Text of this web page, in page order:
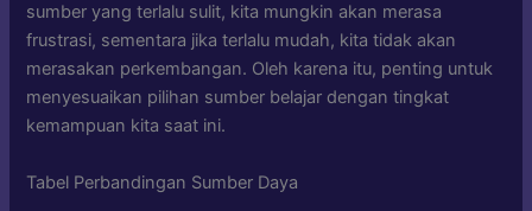
sumber yang terlalu sulit, kita mungkin akan merasa
frustrasi, sementara jika terlalu mudah, kita tidak akan
merasakan perkembangan. Oleh karena itu, penting untuk
menyesuaikan pilihan sumber belajar dengan tingkat
kemampuan kita saat ini.
Tabel Perbandingan Sumber Daya